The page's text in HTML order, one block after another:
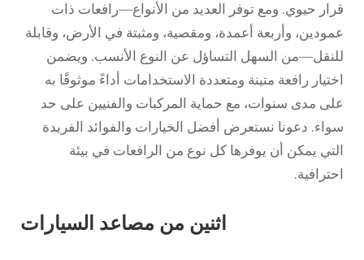
قرار حيوي. ومع توفر العديد من الأنواع—رافعات ذات
عمودين، وأربعة أعمدة، ومقصية، ومثبتة في الأرض، وقابلة
للنقل—من السهل التساؤل عن النوع الأنسب. ويضمن
اختيار رافعة متينة ومتعددة الاستخدامات أداءً موثوقًا به
على مدى سنوات، مع حماية المركبات والفنيين على حد
سواء. دعونا نستعرض أفضل الخيارات والفوائد الفريدة
التي يمكن أن يوفرها كل نوع من الرافعات في بيئة
احترافية.
اثنين من مصاعد السيارات